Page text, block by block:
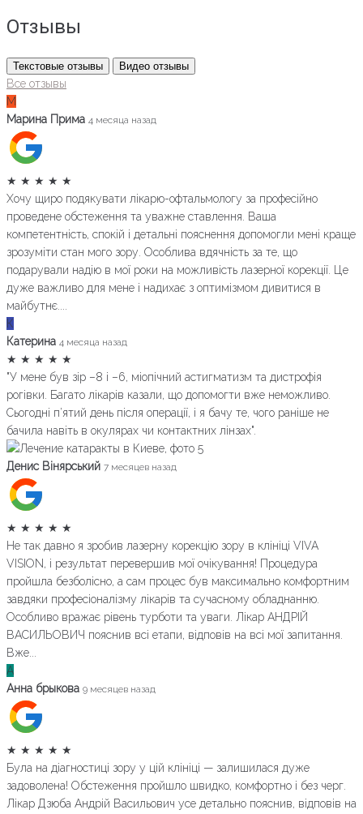
Отзывы
Текстовые отзывы Видео отзывы
Все отзывы
М
Марина Прима 4 месяца назад
★ ★ ★ ★ ★
Хочу щиро подякувати лікарю-офтальмологу за професійно
проведене обстеження та уважне ставлення. Ваша
компетентність, спокій і детальні пояснення допомогли мені краще
зрозуміти стан мого зору. Особлива вдячність за те, що
подарували надію в мої роки на можливість лазерної корекції. Це
дуже важливо для мене і надихає з оптимізмом дивитися в
майбутнє....
К
Катерина 4 месяца назад
★ ★ ★ ★ ★
"У мене був зір –8 і –6, міопічний астигматизм та дистрофія
рогівки. Багато лікарів казали, що допомогти вже неможливо.
Сьогодні п’ятий день після операції, і я бачу те, чого раніше не
бачила навіть в окулярах чи контактних лінзах".
Денис Вінярський 7 месяцев назад
★ ★ ★ ★ ★
Не так давно я зробив лазерну корекцію зору в клініці VIVA
VISION, і результат перевершив мої очікування! Процедура
пройшла безболісно, а сам процес був максимально комфортним
завдяки професіоналізму лікарів та сучасному обладнанню.
Особливо вражає рівень турботи та уваги. Лікар АНДРІЙ
ВАСИЛЬОВИЧ пояснив всі етапи, відповів на всі мої запитання.
Вже...
А
Анна брыкова 9 месяцев назад
★ ★ ★ ★ ★
Була на діагностиці зору у цій клініці — залишилася дуже
задоволена! Обстеження пройшло швидко, комфортно і без черг.
Лікар Дзюба Андрій Васильович усе детально пояснив, відповів на